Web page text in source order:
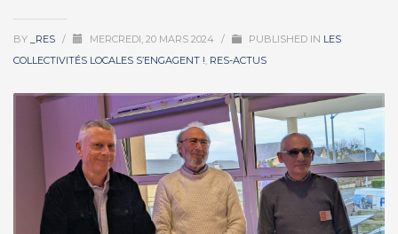
BY _RES / MERCREDI, 20 MARS 2024 / PUBLISHED IN LES
COLLECTIVITÉS LOCALES S’ENGAGENT !, RES-ACTUS